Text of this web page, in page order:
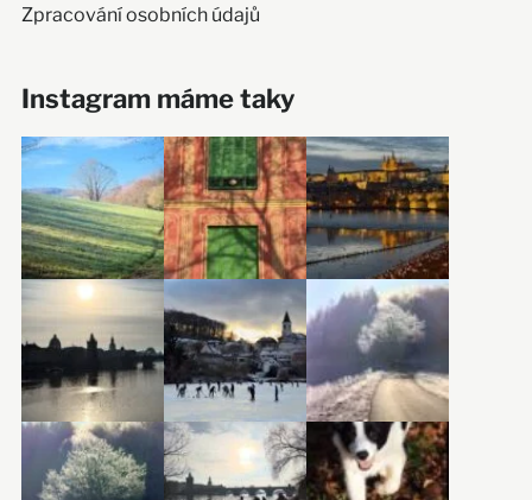
Zpracování osobních údajů
Instagram máme taky